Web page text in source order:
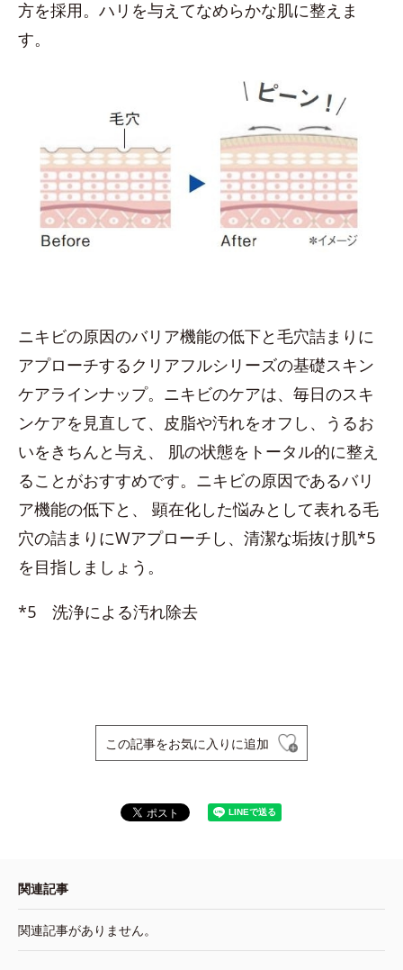
方を採用。ハリを与えてなめらかな肌に整えま
す。
ニキビの原因のバリア機能の低下と毛穴詰まりに
アプローチするクリアフルシリーズの基礎スキン
ケアラインナップ。ニキビのケアは、毎日のスキ
ンケアを見直して、皮脂や汚れをオフし、うるお
いをきちんと与え、 肌の状態をトータル的に整え
ることがおすすめです。ニキビの原因であるバリ
ア機能の低下と、 顕在化した悩みとして表れる毛
穴の詰まりにWアプローチし、清潔な垢抜け肌*5
を目指しましょう。
*5 洗浄による汚れ除去
この記事をお気に入りに追加
関連記事
関連記事がありません。